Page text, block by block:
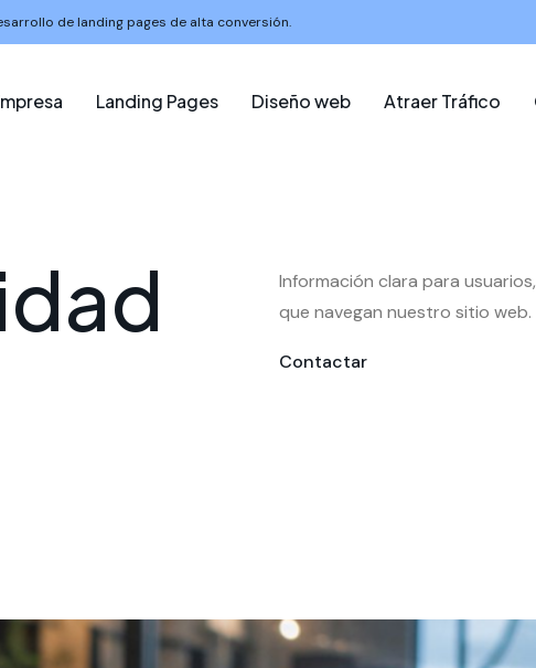
de landing pages de alta conversión.
Landing Pages Diseño web Atraer Tráfico
dad
Información clara para
que navegan nuestro sitio web.
Contactar